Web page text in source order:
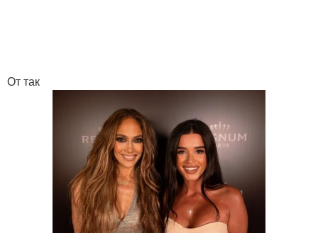
От так